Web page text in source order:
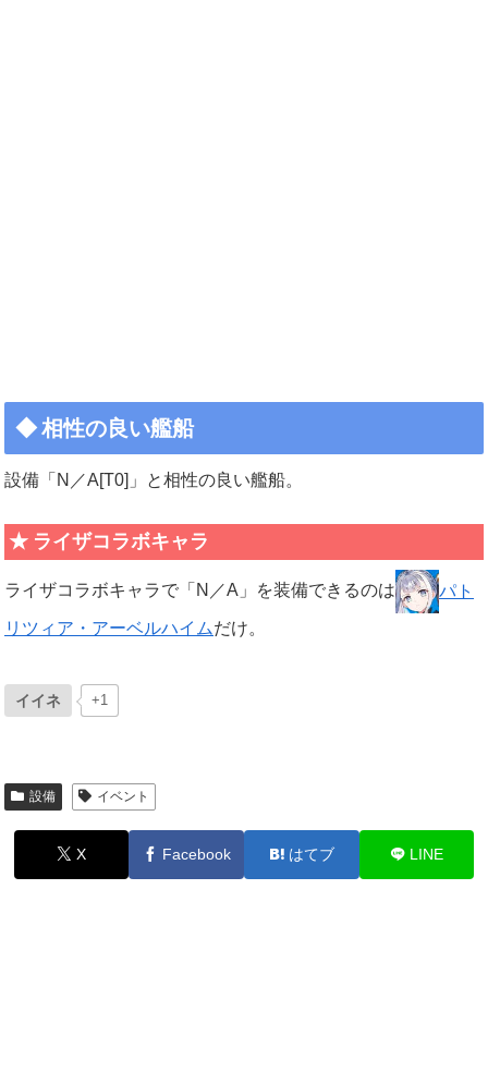
相性の良い艦船
設備「N／A[T0]」と相性の良い艦船。
ライザコラボキャラ
ライザコラボキャラで「N／A」を装備できるのは パト
リツィア・アーベルハイムだけ。
イイネ +1
設備 イベント
X Facebook はてブ LINE